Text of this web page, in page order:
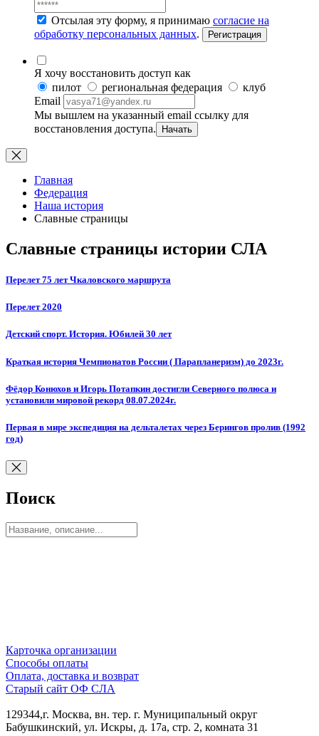
Отсылая эту форму, я принимаю согласие на
обработку персональных данных. Регистрация
Я хочу восстановить доступ как
пилот
региональная федерация
клуб
Email
Мы вышлем на указанный email ссылку для
восстановления доступа.
Начать
Главная
Федерация
Наша история
Славные страницы
Славные страницы истории СЛА
Перелет 75 лет Чкаловского маршрута
Перелет 2020
Детский спорт. История. Юбилей 30 лет
Краткая история Чемпионатов России ( Парапланеризм) до 2023г.
Фёдор Конюхов и Игорь Потапкин достигли Северного полюса и
установили мировой рекорд 08.07.2024г.
Первая в мире экспедиция на дельталетах через Берингов пролив (1992
год)
Поиск
Карточка организации
Способы оплаты
Оплата, доставка и возврат
Старый сайт ОФ СЛА
129344,г. Москва, вн. тер. г. Муниципальный округ
Бабушкинский, ул. Искры, д. 17а, стр. 2, комната 31